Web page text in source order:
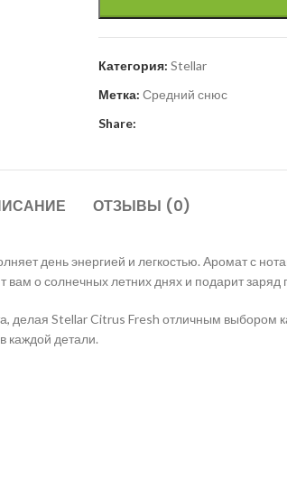
Категория: Stellar
Метка: Средний снюс
Share:
ОТЗЫВЫ (0)
день энергией и легкостью. Аромат с
о солнечных летних днях и подарит заряд
Stellar Citrus Fresh отличным выбором
каждой детали.